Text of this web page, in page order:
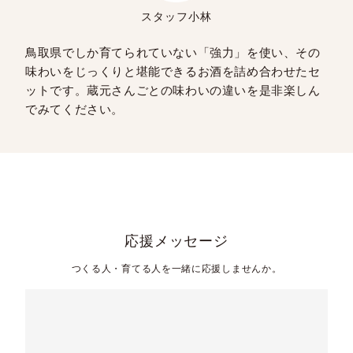
スタッフ小林
鳥取県でしか育てられていない「強力」を使い、その
味わいをじっくりと堪能できるお酒を詰め合わせたセ
ットです。蔵元さんごとの味わいの違いを是非楽しん
でみてください。
応援メッセージ
つくる人・育てる人を一緒に応援しませんか。